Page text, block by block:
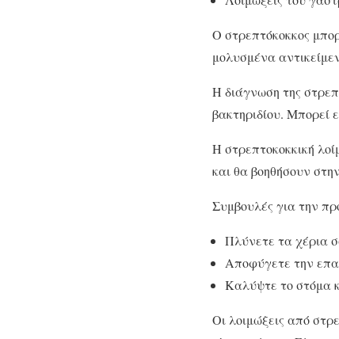
Ο στρεπτόκοκκος
μολυσμένα
Η διάγνωση της
βακτηριδίου. Μπορεί
Η στρεπτοκοκκική
και θα βοηθήσουν
Συμβουλές για την
Πλύνετε τα χέρια
Αποφύγετε την
Καλύψτε το στόμα
Οι λοιμώξεις από